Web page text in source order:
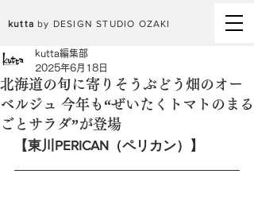
kutta by DESIGN STUDIO OZAKI
北海道の旬に寄りそうぶどう畑のオー
ベルジュ 今年も“ぜいたくトマトのまる
ごとサラダ”が登場
kutta編集部
2025年6月18日
【東川PERICAN（ペリカン）】